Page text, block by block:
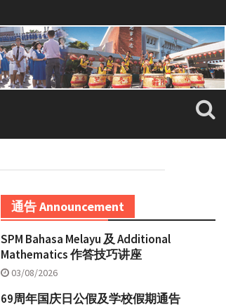
通告 Announcement
SPM Bahasa Melayu 及 Additional
Mathematics 作答技巧讲座
03/08/2026
69周年国庆日公假及学校假期通告